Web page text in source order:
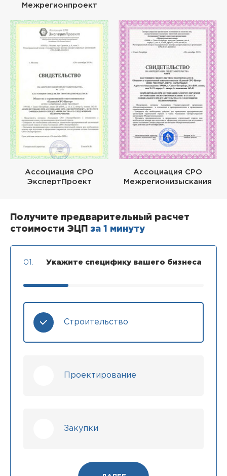
Межрегионпроект
Ассоциация СРО
ЭкспертПроект
Ассоциация СРО
Межрегионизыскания
Получите предварительный расчет
стоимости ЭЦП за 1 минуту
01. Укажите специфику вашего бизнеса
Строительство
Проектирование
Закупки